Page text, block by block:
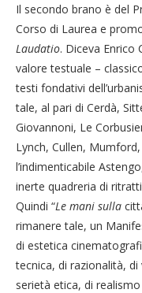
Il secondo brano è del
Corso di Laurea e
Laudatio. Diceva Enrico
valore testuale –
testi fondativi
tale, al pari di Cerdà,
Giovannoni, Le
Lynch, Cullen,
l’indimenticabile
inerte quadreria di
Quindi “Le mani sulla
rimanere tale, un
di estetica
tecnica, di razionalità,
serietà etica, di